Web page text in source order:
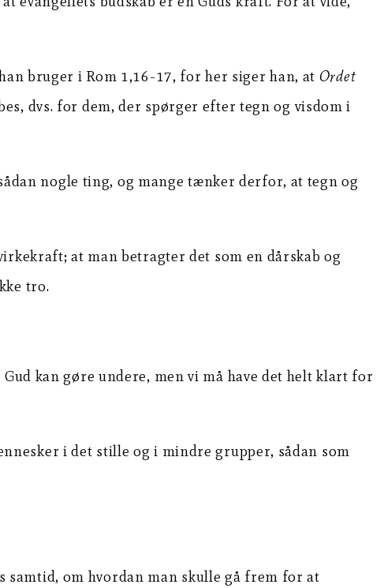
bruger i Rom 1,16-17, for her siger han, at Ordet
dvs. for dem, der spørger efter tegn og visdom i
nogle ting, og mange tænker derfor, at tegn og
at man betragter det som en dårskab og
tro.
kan gøre undere, men vi må have det helt klart for
i det stille og i mindre grupper, sådan som
om hvordan man skulle gå frem for at